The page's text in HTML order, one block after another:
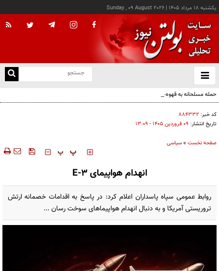
يکشنبه ۱۸ مرداد ۱۴۰۵ |
Sunday , 09 August 2026
باز
و
حمله مسلحانه به قهوه‌خانه‌ای در زاهدان؛ ۲ نفر جان باختند
کد خبر: ۸۸۴۳۳۲
تاریخ انتشار: ۰۹ فروردين ۱۴۰۵ - ۱۳:۰۹
صفحه نخست »سیاسی
‍‍‍ پ پ
انهدام هواپیمای E-3
روابط عمومی سپاه پاسداران اعلام کرد: در پاسخ به اقدامات خصمانه ارتش
تروریستی آمریکا و به دنبال انهدام هواپیماهای سوخت رسان ...